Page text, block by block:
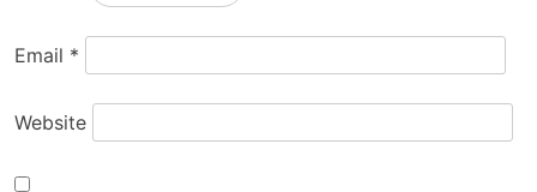
Email *
Website